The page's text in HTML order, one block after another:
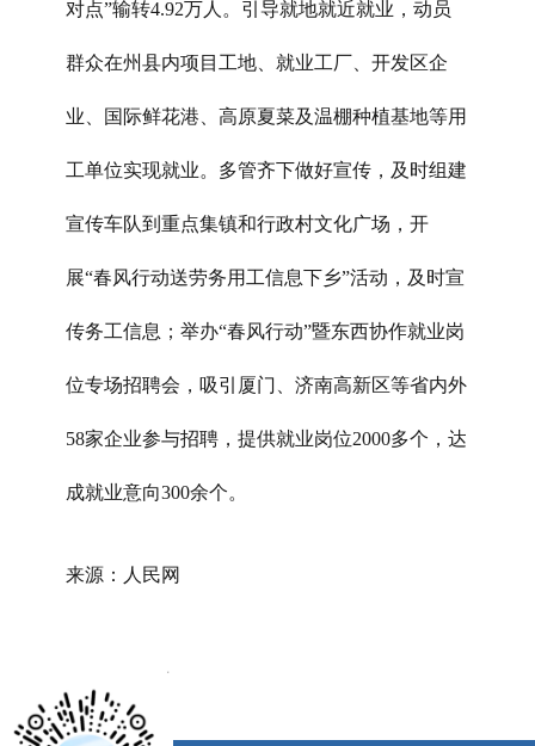
对点”输转4.92万人。引导就地就近就业，动员
群众在州县内项目工地、就业工厂、开发区企
业、国际鲜花港、高原夏菜及温棚种植基地等用
工单位实现就业。多管齐下做好宣传，及时组建
宣传车队到重点集镇和行政村文化广场，开
展“春风行动送劳务用工信息下乡”活动，及时宣
传务工信息；举办“春风行动”暨东西协作就业岗
位专场招聘会，吸引厦门、济南高新区等省内外
58家企业参与招聘，提供就业岗位2000多个，达
成就业意向300余个。
来源：人民网
x